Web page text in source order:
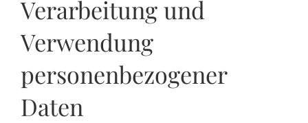
Verarbeitung und
Verwendung
personenbezogener
Daten